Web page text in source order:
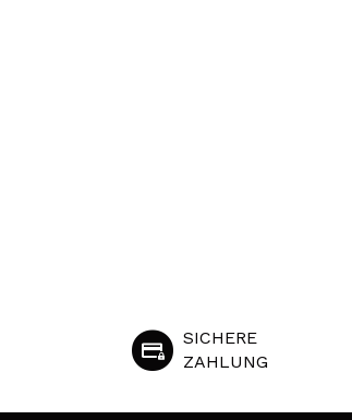
SICHERE
ZAHLUNG